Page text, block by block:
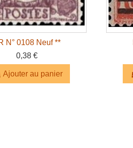
N° 0108 Neuf **
0,38 €
Ajouter au panier